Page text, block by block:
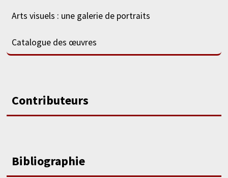
Arts visuels : une galerie de portraits
Catalogue des œuvres
Contributeurs
Bibliographie